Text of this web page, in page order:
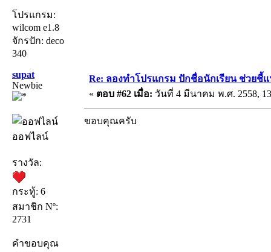
โปรแกรม:
wilcom e1.8
จักรปัก: deco
340
supat
Newbie
ออฟไลน์
รางวัล:
กระทู้: 6
สมาชิก Nº:
2731
คำขอบคุณ
Re: ลองทำโปรแกรม ปักชื่อนักเรียน ช่วยชี้
« ตอบ #62 เมื่อ: วันที่ 4 มีนาคม พ.ศ. 2558,
ขอบคุณครับ